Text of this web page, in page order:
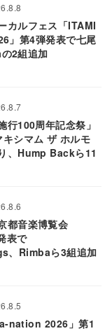
カルフェス「ITAMI
」第4弾発表で七尾
2組追加
行100周年記念祭」
シマム ザ ホルモ
、Hump Backら11
都音楽博覧会
表で
、Rimbaら3組追加
nation 2026」第1